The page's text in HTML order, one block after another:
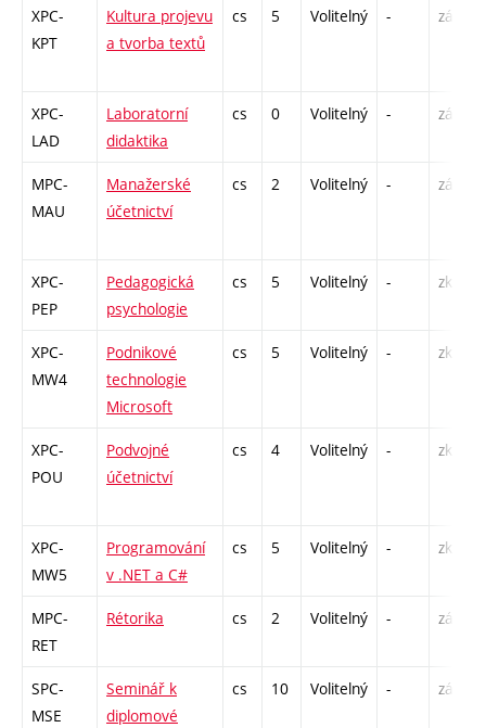
XPC-
KPT
Kultura projevu
a tvorba textů
cs 5 Volitelný - zá
XPC-
LAD
Laboratorní
didaktika
cs 0 Volitelný - zá
MPC-
MAU
Manažerské
účetnictví
cs 2 Volitelný - zá
XPC-
PEP
Pedagogická
psychologie
cs 5 Volitelný - zk
XPC-
MW4
Podnikové
technologie
Microsoft
cs 5 Volitelný - zk
XPC-
POU
Podvojné
účetnictví
cs 4 Volitelný - zk
XPC-
MW5
Programování
v .NET a C#
cs 5 Volitelný - zk
MPC-
RET
Rétorika cs 2 Volitelný - zá
SPC-
MSE
Seminář k
diplomové
cs 10 Volitelný - zá